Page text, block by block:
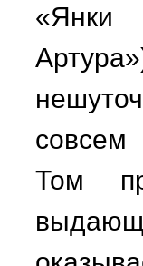
«Янки
совсем
Том